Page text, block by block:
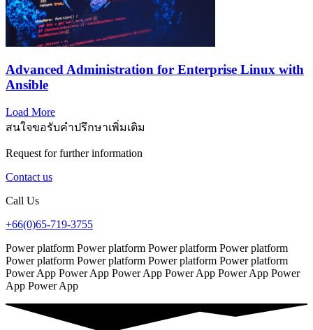
Advanced Administration for Enterprise Linux with
Ansible
Load More
สนใจขอรับคำปรึกษาเพิ่มเติม
Request for further information
Contact us
Call Us
+66(0)65-719-3755
Power platform Power platform Power platform Power platform
Power platform Power platform Power platform Power platform
Power App Power App Power App Power App Power App Power
App Power App